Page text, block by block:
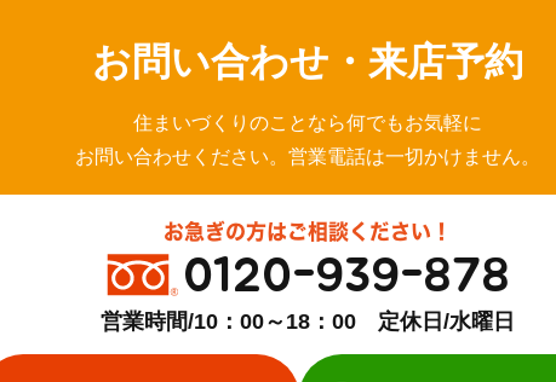
お問い合わせ・来店予約
住まいづくりのことなら何でもお気軽に
お問い合わせください。営業電話は一切かけません。
お急ぎの方はご相談ください！
0120-939-878
営業時間/10：00～18：00 定休日/水曜日